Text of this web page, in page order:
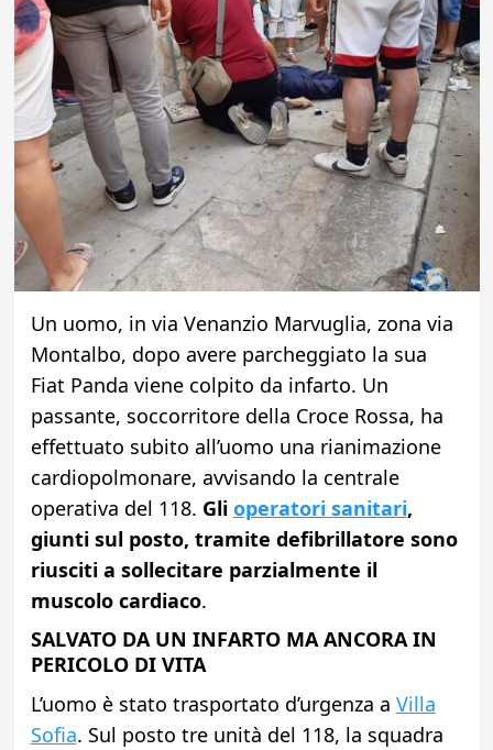
Un uomo, in via Venanzio Marvuglia, zona via
Montalbo, dopo avere parcheggiato la sua
Fiat Panda viene colpito da infarto. Un
passante, soccorritore della Croce Rossa, ha
effettuato subito all’uomo una rianimazione
cardiopolmonare, avvisando la centrale
operativa del 118. Gli operatori sanitari,
giunti sul posto, tramite defibrillatore sono
riusciti a sollecitare parzialmente il
muscolo cardiaco.
SALVATO DA UN INFARTO MA ANCORA IN
PERICOLO DI VITA
L’uomo è stato trasportato d’urgenza a Villa
Sofia. Sul posto tre unità del 118, la squadra